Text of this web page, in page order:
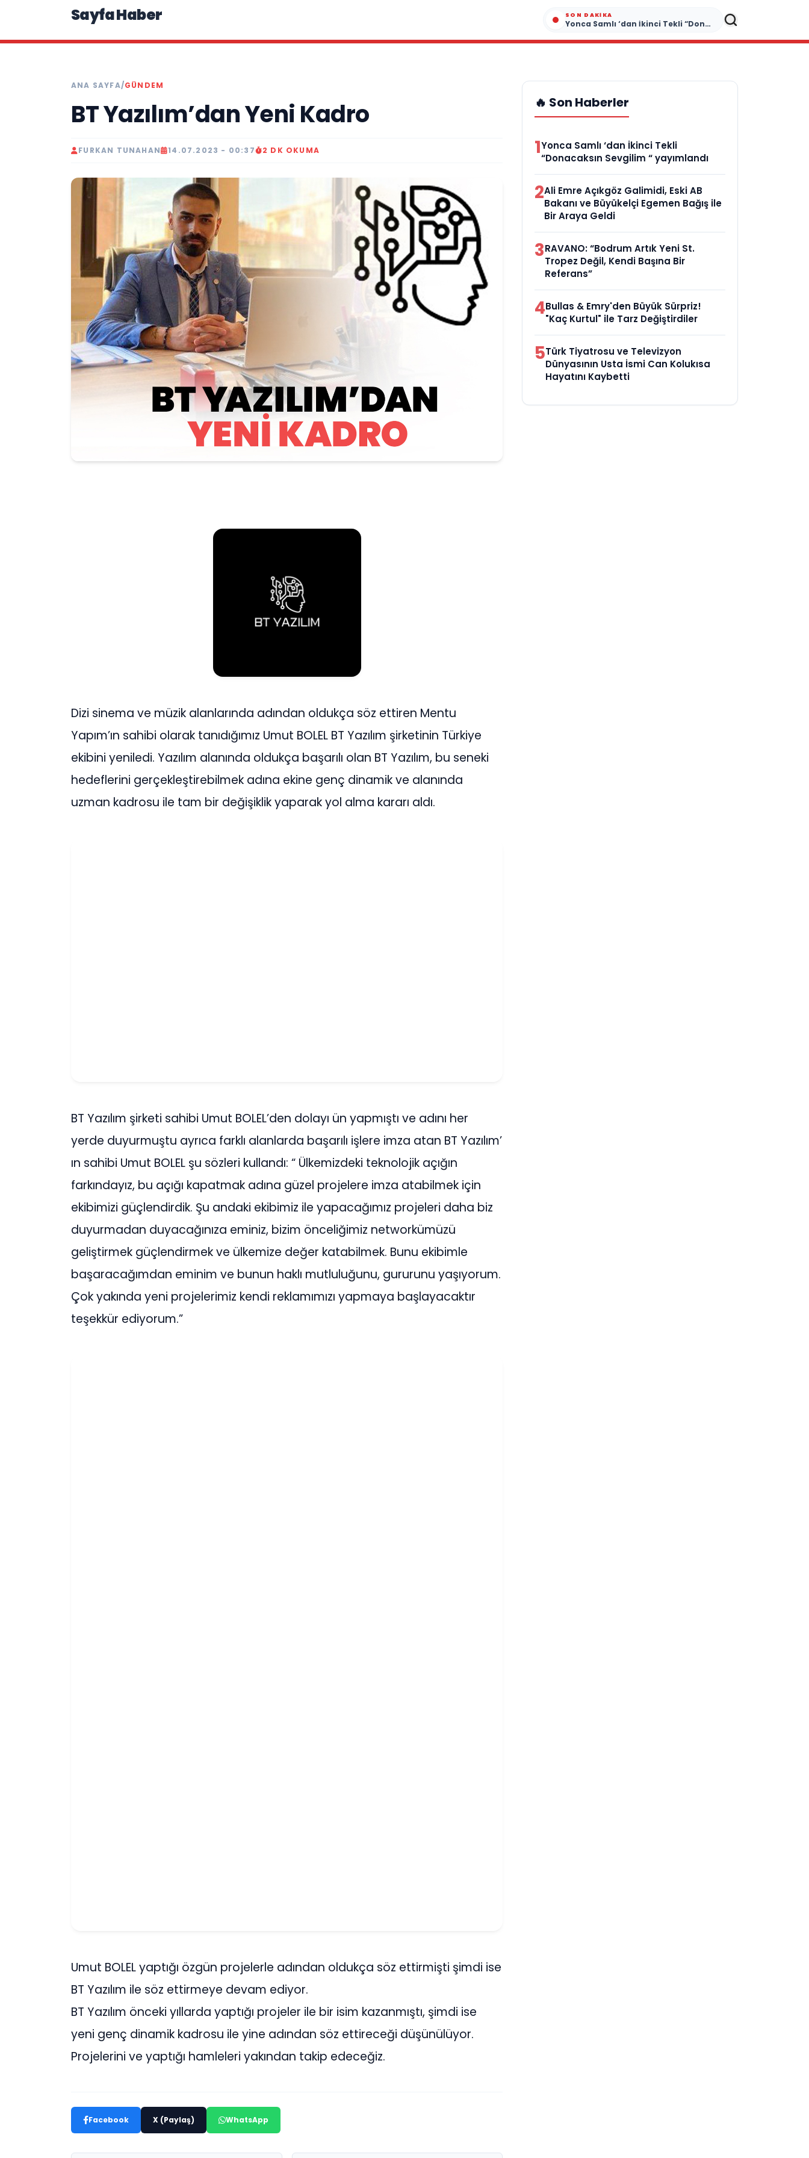
Sayfa Haber SON DAKIKA
Yonca Samlı ‘dan İkinci Tekli “Donacaksın Sevgilim “ yayımlandı
ANA SAYFA/GÜNDEM
BT Yazılım’dan Yeni Kadro
FURKAN TUNAHAN 14.07.2023 - 00:37 2 DK OKUMA
Dizi sinema ve müzik alanlarında adından oldukça söz ettiren Mentu
Yapım’ın sahibi olarak tanıdığımız Umut BOLEL BT Yazılım şirketinin Türkiye
ekibini yeniledi. Yazılım alanında oldukça başarılı olan BT Yazılım, bu seneki
hedeflerini gerçekleştirebilmek adına ekine genç dinamik ve alanında
uzman kadrosu ile tam bir değişiklik yaparak yol alma kararı aldı.
BT Yazılım şirketi sahibi Umut BOLEL’den dolayı ün yapmıştı ve adını her
yerde duyurmuştu ayrıca farklı alanlarda başarılı işlere imza atan BT Yazılım’
ın sahibi Umut BOLEL şu sözleri kullandı: “ Ülkemizdeki teknolojik açığın
farkındayız, bu açığı kapatmak adına güzel projelere imza atabilmek için
ekibimizi güçlendirdik. Şu andaki ekibimiz ile yapacağımız projeleri daha biz
duyurmadan duyacağınıza eminiz, bizim önceliğimiz networkümüzü
geliştirmek güçlendirmek ve ülkemize değer katabilmek. Bunu ekibimle
başaracağımdan eminim ve bunun haklı mutluluğunu, gururunu yaşıyorum.
Çok yakında yeni projelerimiz kendi reklamımızı yapmaya başlayacaktır
teşekkür ediyorum.”
Umut BOLEL yaptığı özgün projelerle adından oldukça söz ettirmişti şimdi ise
BT Yazılım ile söz ettirmeye devam ediyor.
BT Yazılım önceki yıllarda yaptığı projeler ile bir isim kazanmıştı, şimdi ise
yeni genç dinamik kadrosu ile yine adından söz ettireceği düşünülüyor.
Projelerini ve yaptığı hamleleri yakından takip edeceğiz.
Facebook X (Paylaş) WhatsApp
🔥 Son Haberler
1Yonca Samlı ‘dan İkinci Tekli
“Donacaksın Sevgilim “ yayımlandı
2Ali Emre Açıkgöz Galimidi, Eski AB
Bakanı ve Büyükelçi Egemen Bağış ile
Bir Araya Geldi
3RAVANO: “Bodrum Artık Yeni St.
Tropez Değil, Kendi Başına Bir
Referans”
4Bullas & Emry'den Büyük Sürpriz!
"Kaç Kurtul" ile Tarz Değiştirdiler
5Türk Tiyatrosu ve Televizyon
Dünyasının Usta İsmi Can Kolukısa
Hayatını Kaybetti